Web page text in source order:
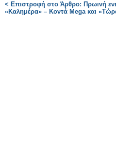
< Επιστροφή στο Άρθρο: Πρωινή
«Καλημέρα» – Κοντά Mega και